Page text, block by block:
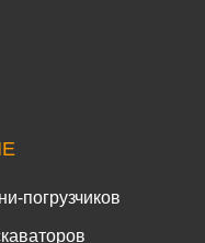
погрузчиков